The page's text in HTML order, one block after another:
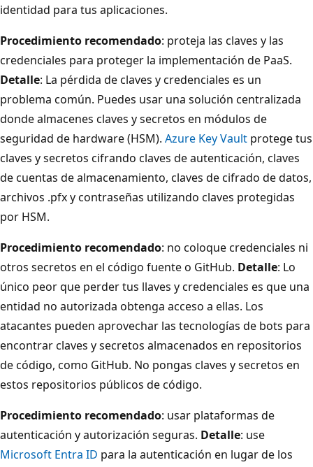
identidad para tus aplicaciones.
Procedimiento recomendado: proteja las claves y las
credenciales para proteger la implementación de PaaS.
Detalle: La pérdida de claves y credenciales es un
problema común. Puedes usar una solución centralizada
donde almacenes claves y secretos en módulos de
seguridad de hardware (HSM). Azure Key Vault protege tus
claves y secretos cifrando claves de autenticación, claves
de cuentas de almacenamiento, claves de cifrado de datos,
archivos .pfx y contraseñas utilizando claves protegidas
por HSM.
Procedimiento recomendado: no coloque credenciales ni
otros secretos en el código fuente o GitHub. Detalle: Lo
único peor que perder tus llaves y credenciales es que una
entidad no autorizada obtenga acceso a ellas. Los
atacantes pueden aprovechar las tecnologías de bots para
encontrar claves y secretos almacenados en repositorios
de código, como GitHub. No pongas claves y secretos en
estos repositorios públicos de código.
Procedimiento recomendado: usar plataformas de
autenticación y autorización seguras. Detalle: use
Microsoft Entra ID para la autenticación en lugar de los